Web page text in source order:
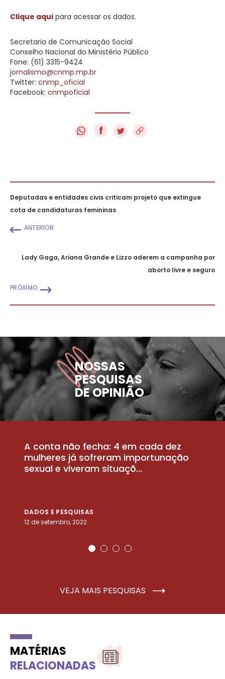
Clique aqui para acessar os dados.
Secretaria de Comunicação Social
Conselho Nacional do Ministério Público
Fone: (61) 3315-9424
jornalismo@cnmp.mp.br
Twitter: cnmp_oficial
Facebook: cnmpoficial
f
Deputadas e entidades civis criticam projeto que extingue
cota de candidaturas femininas
ANTERIOR
Lady Gaga, Ariana Grande e Lizzo aderem a campanha por
aborto livre e seguro
PRÓXIMO
NOSSAS
PESQUISAS
DE OPINIÃO
A conta não fecha: 4 em cada dez
mulheres já sofreram importunação
sexual e viveram situaçõ...
DADOS E PESQUISAS
12 de setembro, 2022
VEJA MAIS PESQUISAS
MATÉRIAS
RELACIONADAS